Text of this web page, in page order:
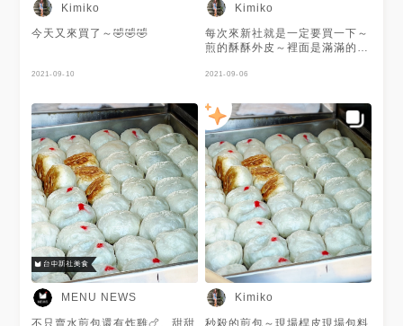
Kimiko
今天又來買了～🤣🤣🤣
2021-09-10
Kimiko
每次來新社就是一定要買一下～
煎的酥酥外皮～裡面是滿滿的餡
2021-09-06
MENU NEWS
不只賣水煎包還有炸雞🍗、甜甜
Kimiko
秒殺的煎包～現場桿皮現場包料